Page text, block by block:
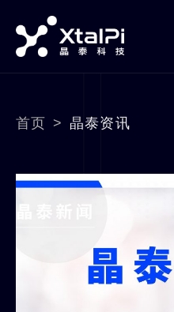
首页 > 晶泰资讯